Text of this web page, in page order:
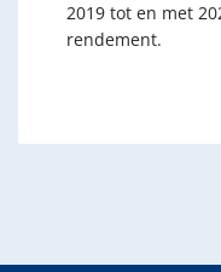
2019 tot en met
rendement.